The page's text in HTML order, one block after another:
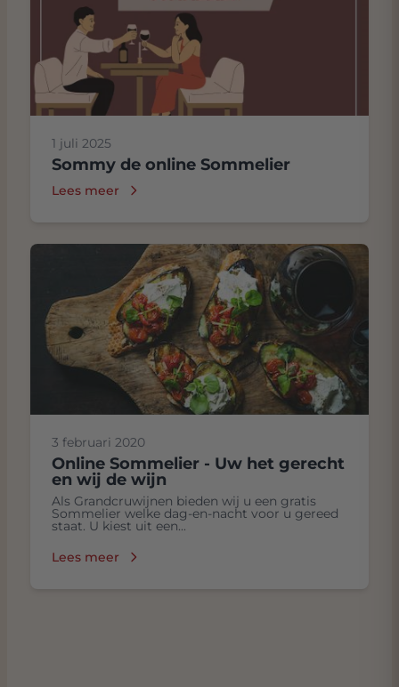
1 juli 2025
Sommy de online Sommelier
Lees meer
3 februari 2020
Online Sommelier - Uw het gerecht
en wij de wijn
Als Grandcruwijnen bieden wij u een gratis
Sommelier welke dag-en-nacht voor u gereed
staat. U kiest uit een...
Lees meer